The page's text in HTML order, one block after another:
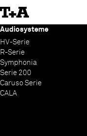
to
Content
Audiosysteme
HV-Serie
R-Serie
Symphonia
Serie 200
Caruso Serie
CALA